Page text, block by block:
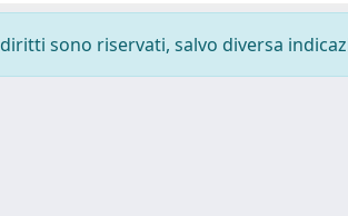
sono riservati, salvo diversa